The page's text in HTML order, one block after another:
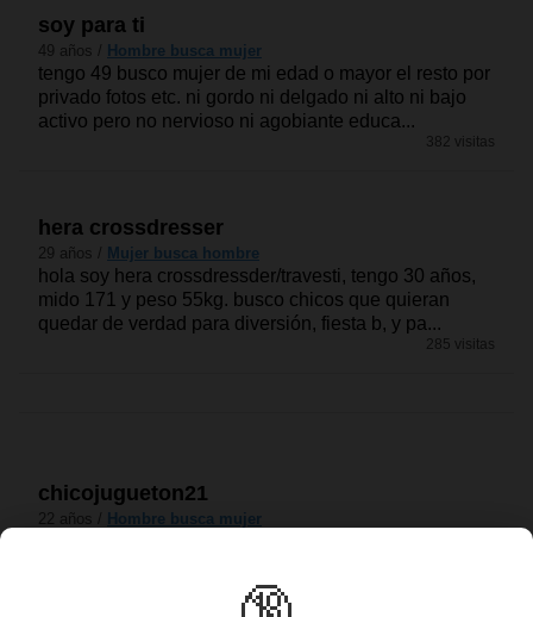
soy para ti
49 años / Hombre busca mujer
tengo 49 busco mujer de mi edad o mayor el resto por
privado fotos etc. ni gordo ni delgado ni alto ni bajo
activo pero no nervioso ni agobiante educa...
382 visitas
hera crossdresser
29 años / Mujer busca hombre
hola soy hera crossdressder/travesti, tengo 30 años,
mido 171 y peso 55kg. busco chicos que quieran
quedar de verdad para diversión, fiesta b, y pa...
285 visitas
chicojugueton21
22 años / Hombre busca mujer